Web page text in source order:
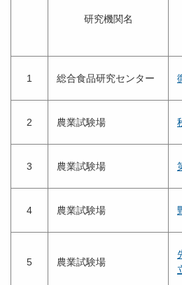
研究機関名
1 総合食品研究センター
2 農業試験場
3 農業試験場
4 農業試験場
5 農業試験場